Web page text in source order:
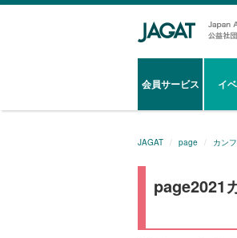
会員サービス イ
JAGAT page カン
page2021